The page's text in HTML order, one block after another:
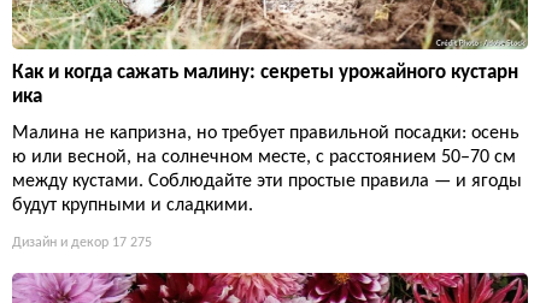
Как и когда сажать малину: секреты урожайного кустарн
ика
Малина не капризна, но требует правильной посадки: осень
ю или весной, на солнечном месте, с расстоянием 50–70 см
между кустами. Соблюдайте эти простые правила — и ягоды
будут крупными и сладкими.
Дизайн и декор 17 275